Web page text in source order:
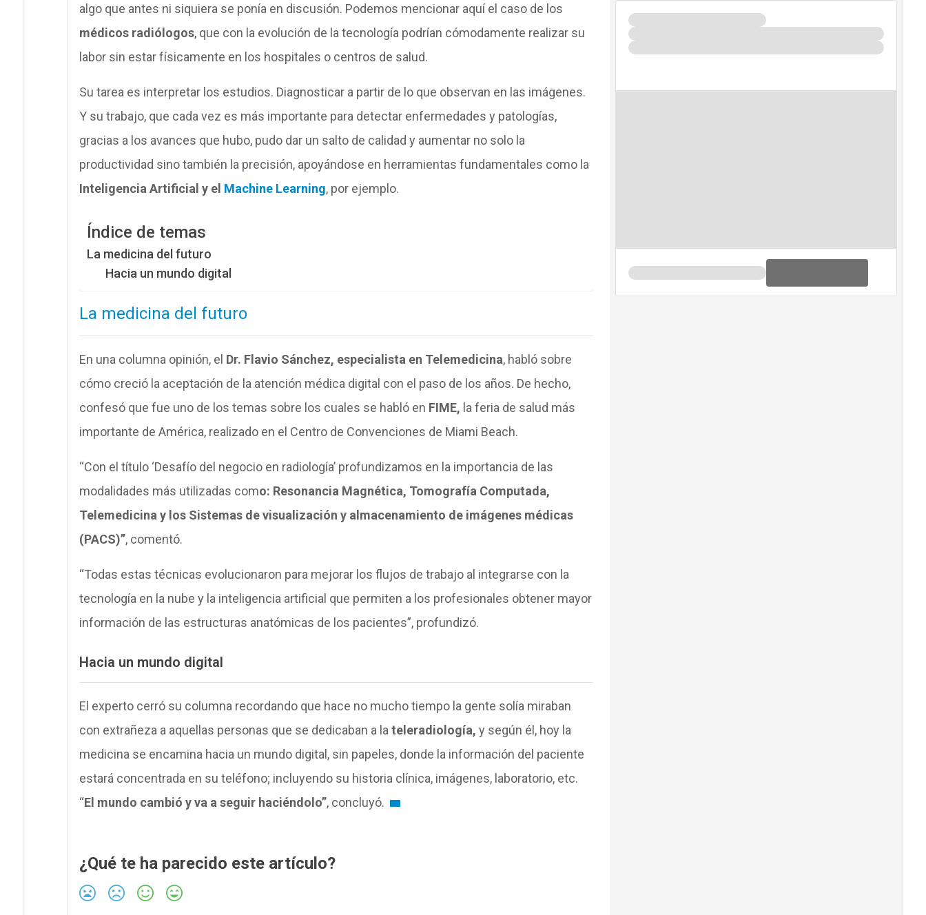
algo que antes ni siquiera se ponía en discusión. Podemos mencionar aquí el caso de los
médicos radiólogos, que con la evolución de la tecnología podrían cómodamente realizar su
labor sin estar físicamente en los hospitales o centros de salud.
Su tarea es interpretar los estudios. Diagnosticar a partir de lo que observan en las imágenes.
Y su trabajo, que cada vez es más importante para detectar enfermedades y patologías,
gracias a los avances que hubo, pudo dar un salto de calidad y aumentar no solo la
productividad sino también la precisión, apoyándose en herramientas fundamentales como la
Inteligencia Artificial y el Machine Learning, por ejemplo.
Índice de temas
La medicina del futuro
Hacia un mundo digital
La medicina del futuro
En una columna opinión, el Dr. Flavio Sánchez, especialista en Telemedicina, habló sobre
cómo creció la aceptación de la atención médica digital con el paso de los años. De hecho,
confesó que fue uno de los temas sobre los cuales se habló en FIME, la feria de salud más
importante de América, realizado en el Centro de Convenciones de Miami Beach.
“Con el título ‘Desafío del negocio en radiología’ profundizamos en la importancia de las
modalidades más utilizadas como: Resonancia Magnética, Tomografía Computada,
Telemedicina y los Sistemas de visualización y almacenamiento de imágenes médicas
(PACS)”, comentó.
“Todas estas técnicas evolucionaron para mejorar los flujos de trabajo al integrarse con la
tecnología en la nube y la inteligencia artificial que permiten a los profesionales obtener mayor
información de las estructuras anatómicas de los pacientes”, profundizó.
Hacia un mundo digital
El experto cerró su columna recordando que hace no mucho tiempo la gente solía miraban
con extrañeza a aquellas personas que se dedicaban a lateleradiología, y según él, hoy la
medicina se encamina hacia un mundo digital, sin papeles, donde la información del paciente
estará concentrada en su teléfono; incluyendo su historia clínica, imágenes, laboratorio, etc.
“El mundo cambió y va a seguir haciéndolo”, concluyó.
¿Qué te ha parecido este artículo?